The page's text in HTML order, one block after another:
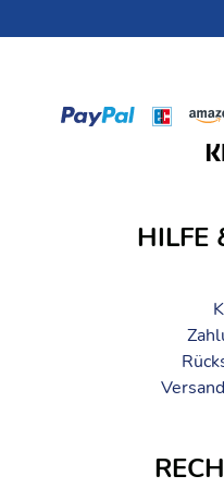
Material: 100%
Insect Shield ®: Auch
Insektenschutz
Packmass: ca. 20 cm x
HILFE